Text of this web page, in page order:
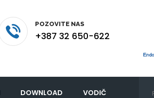
POZOVITE NAS
+387 32 650-622
DOWNLOAD VODIČ